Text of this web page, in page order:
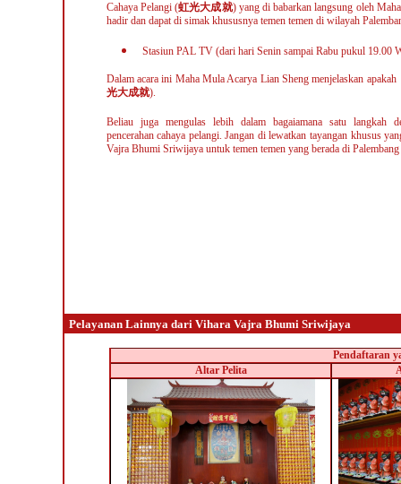
Cahaya Pelangi (虹光大成就) yang di babarkan langsung oleh
hadir dan dapat di simak khususnya temen temen di wilayah
Stasiun PAL TV (dari hari Senin sampai Rabu pukul 19.00
Dalam acara ini Maha Mula Acarya Lian Sheng menjelaskan apakah
光大成就).
Beliau juga mengulas lebih dalam bagaiamana satu langkah
pencerahan cahaya pelangi. Jangan di lewatkan tayangan khusus
Vajra Bhumi Sriwijaya untuk temen temen yang berada di
Pelayanan Lainnya dari Vihara Vajra Bhumi Sriwijaya
Pendaftaran
Altar Pelita